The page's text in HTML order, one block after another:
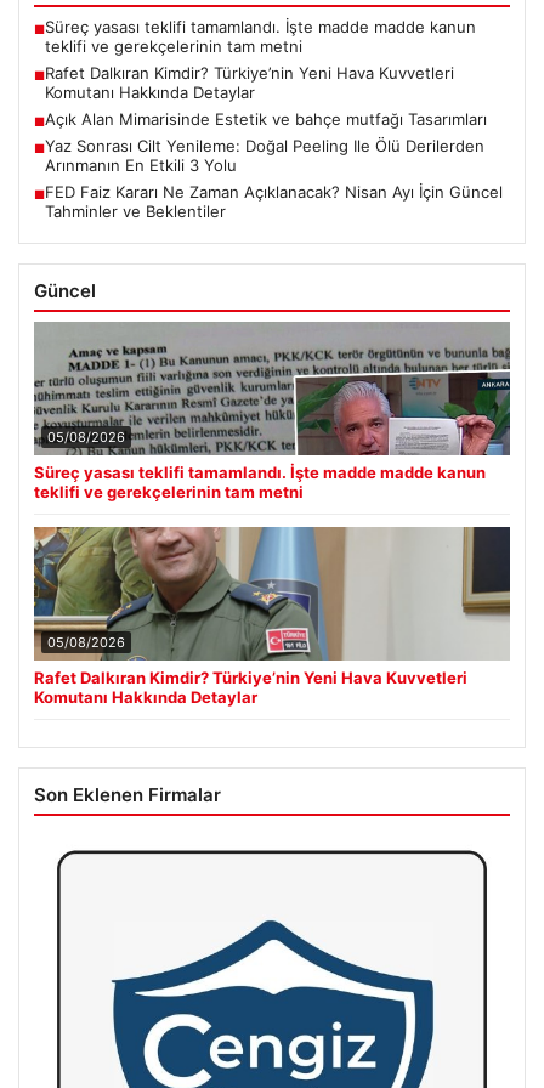
■Süreç yasası teklifi tamamlandı. İşte madde madde kanun
teklifi ve gerekçelerinin tam metni
■Rafet Dalkıran Kimdir? Türkiye’nin Yeni Hava Kuvvetleri
Komutanı Hakkında Detaylar
■Açık Alan Mimarisinde Estetik ve bahçe mutfağı Tasarımları
■Yaz Sonrası Cilt Yenileme: Doğal Peeling Ile Ölü Derilerden
Arınmanın En Etkili 3 Yolu
■FED Faiz Kararı Ne Zaman Açıklanacak? Nisan Ayı İçin Güncel
Tahminler ve Beklentiler
Güncel
05/08/2026
Süreç yasası teklifi tamamlandı. İşte madde madde kanun
teklifi ve gerekçelerinin tam metni
05/08/2026
Rafet Dalkıran Kimdir? Türkiye’nin Yeni Hava Kuvvetleri
Komutanı Hakkında Detaylar
Son Eklenen Firmalar